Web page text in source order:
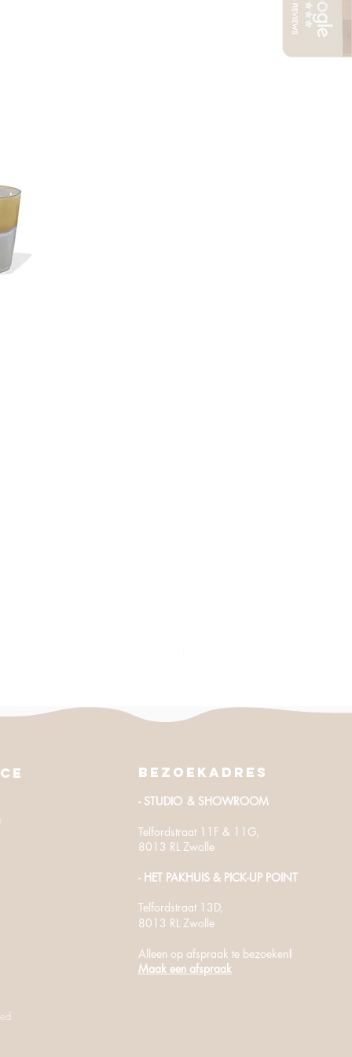
Bezoekadres
- STUDIO & SHOWROOM
Telfordstraat 11F & 11G,
8013 RL Zwolle
- HET PAKHUIS​ & PICK-UP POINT
Telfordstraat13D,
8013 RL Zwolle
Alleen op afspraak te bezoeken!
Maak een afspraak